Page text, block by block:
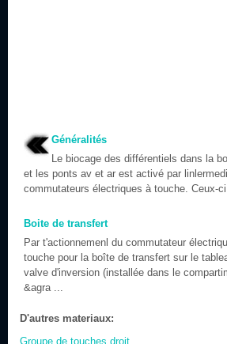
Généralités
Le biocage des différentiels dans la
et les ponts av et ar est activé par
commutateurs électriques à touche. Ceux-
Boite de transfert
Par t'actionnemenl du commutateur
touche pour la boîte de transfert sur le
valve d'inversion (installée dans le
&agra ...
D'autres materiaux:
Groupe de touches droit